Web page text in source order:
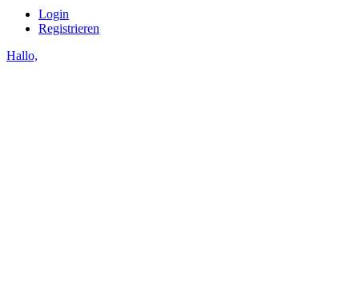
Login
Registrieren
Hallo,